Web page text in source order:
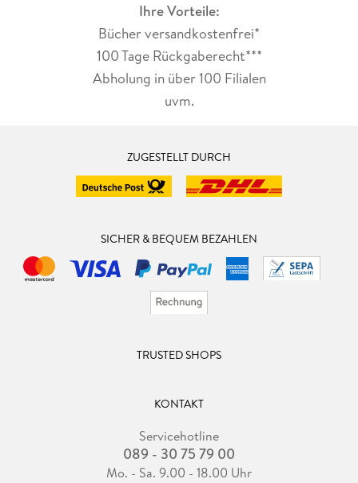
Ihre Vorteile:
Bücher versandkostenfrei*
100 Tage Rückgaberecht***
Abholung in über 100 Filialen
uvm.
ZUGESTELLT DURCH
SICHER & BEQUEM BEZAHLEN
TRUSTED SHOPS
KONTAKT
Servicehotline
089 - 30 75 79 00
Mo. - Sa. 9.00 - 18.00 Uhr